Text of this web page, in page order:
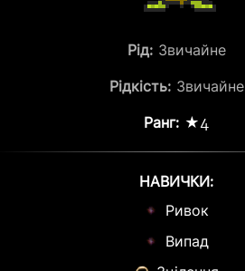
Рід: Звичайне
Рідкість: Звичайне
Ранг: ★4
НАВИЧКИ:
Ривок
Випад